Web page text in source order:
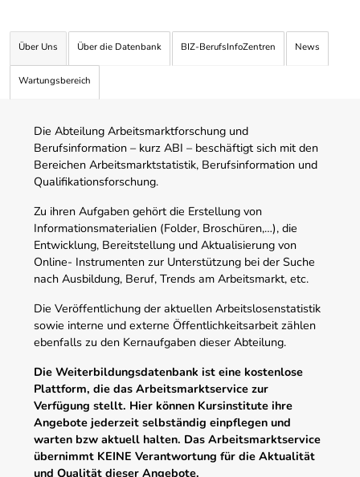
Über Uns Über die Datenbank BIZ-BerufsInfoZentren News
Wartungsbereich
Die Abteilung Arbeitsmarktforschung und
Berufsinformation – kurz ABI – beschäftigt sich mit den
Bereichen Arbeitsmarktstatistik, Berufsinformation und
Qualifikationsforschung.
Zu ihren Aufgaben gehört die Erstellung von
Informationsmaterialien (Folder, Broschüren,…), die
Entwicklung, Bereitstellung und Aktualisierung von
Online- Instrumenten zur Unterstützung bei der Suche
nach Ausbildung, Beruf, Trends am Arbeitsmarkt, etc.
Die Veröffentlichung der aktuellen Arbeitslosenstatistik
sowie interne und externe Öffentlichkeitsarbeit zählen
ebenfalls zu den Kernaufgaben dieser Abteilung.
Die Weiterbildungsdatenbank ist eine kostenlose
Plattform, die das Arbeitsmarktservice zur
Verfügung stellt. Hier können Kursinstitute ihre
Angebote jederzeit selbständig einpflegen und
warten bzw aktuell halten. Das Arbeitsmarktservice
übernimmt KEINE Verantwortung für die Aktualität
und Qualität dieser Angebote.